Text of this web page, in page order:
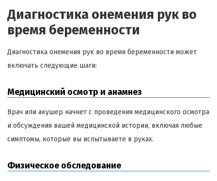
Диагностика онемения рук во
время беременности
Диагностика онемения рук во время беременности может
включать следующие шаги:
Медицинский осмотр и анамнез
Врач или акушер начнет с проведения медицинского осмотра
и обсуждения вашей медицинской истории, включая любые
симптомы, которые вы испытываете в руках.
Физическое обследование